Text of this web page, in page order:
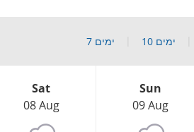
7 ימים 10 ימים
Sat
08 Aug
Sun
09 Aug